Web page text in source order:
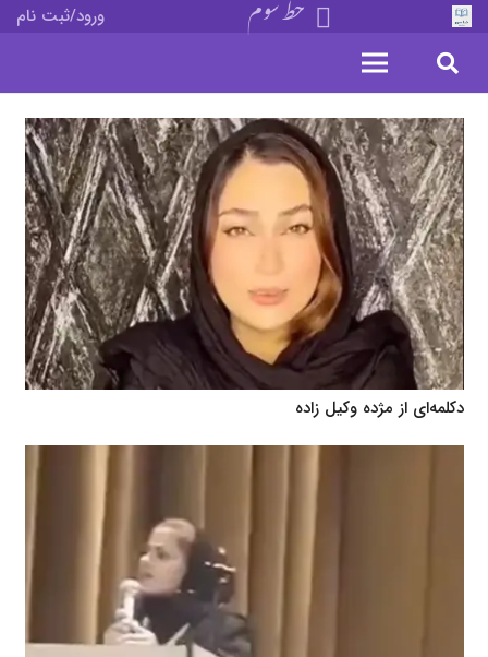
خط سوم ورود/ثبت نام
دکلمه‌ای از مژده وکیل زاده